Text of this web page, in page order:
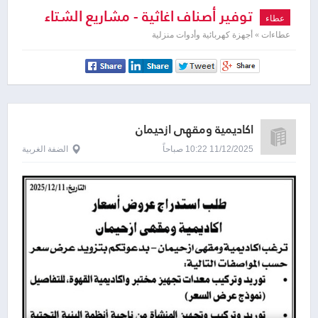
عطاء توفير أصناف اغاثية - مشاريع الشتاء
عطاءات » أجهزة كهربائية وأدوات منزلية
اكاديمية ومقهى ازحيمان
11/12/2025 10:22 صباحاً الضفة الغربية